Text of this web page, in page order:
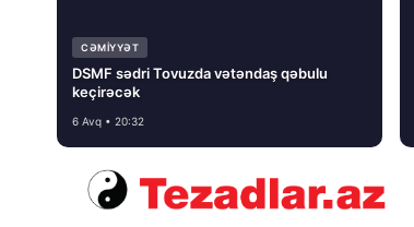
CƏMIYYƏT
DSMF sədri Tovuzda vətəndaş qəbulu
keçirəcək
6 Avq • 20:32